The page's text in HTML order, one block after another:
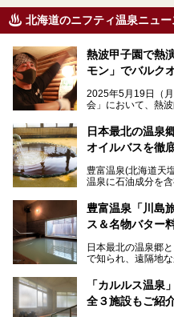
北海道のニフティ温泉ニュー
熱波甲子園で熱
モン」でバルク
2025年5月19日（
会」において、熱
動拠点である北海
スキンケアブラン
限定でプレゼント
で、ぜひお試しく
第終了
───
提供元：株式会社
この記事は株式会
日本最北の温泉
オイルバスを徹
豊富温泉(北海道天
温泉に石油成分を
に特効があると言
目的で多くの人々
地体験し、独自の
ート。温泉地概要
豊富温泉「川島
ス＆名物バター
日本最北の温泉郷
で知られ、遠隔地
「川島旅館」は、
館。とりわけ温泉
「カルルス温泉
全３施設もご紹